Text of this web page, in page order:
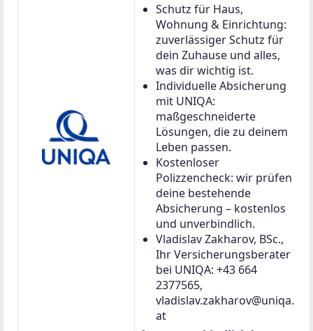
Schutz für Haus,
Wohnung & Einrichtung:
zuverlässiger Schutz für
dein Zuhause und alles,
was dir wichtig ist.
Individuelle Absicherung
mit UNIQA:
maßgeschneiderte
Lösungen, die zu deinem
Leben passen.
Kostenloser
Polizzencheck: wir prüfen
deine bestehende
Absicherung – kostenlos
und unverbindlich.
Vladislav Zakharov, BSc.,
Ihr Versicherungsberater
bei UNIQA: +43 664
2377565,
vladislav.zakharov@uniqa.
at